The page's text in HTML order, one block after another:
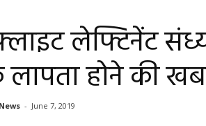
लेफ्टिनेंट
होने की
- June 7, 2019